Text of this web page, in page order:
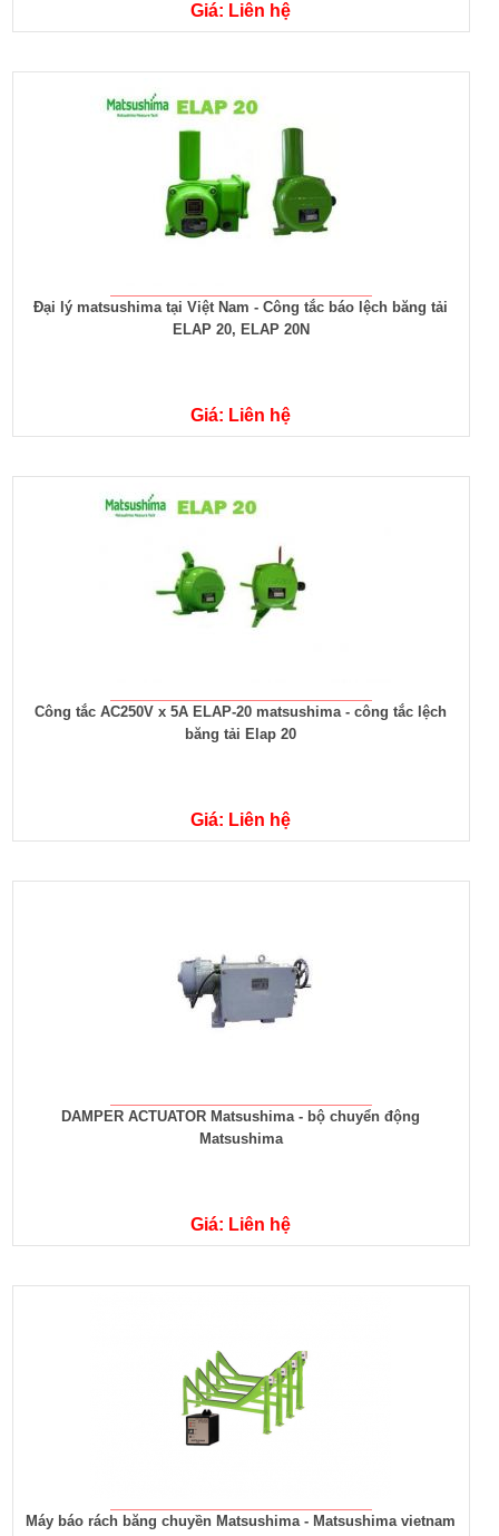
Giá: Liên hệ
Đại lý matsushima tại Việt Nam - Công tắc báo lệch băng tải
ELAP 20, ELAP 20N
Giá: Liên hệ
Công tắc AC250V x 5A ELAP-20 matsushima - công tắc lệch
băng tải Elap 20
Giá: Liên hệ
DAMPER ACTUATOR Matsushima - bộ chuyển động
Matsushima
Giá: Liên hệ
Máy báo rách băng chuyền Matsushima - Matsushima vietnam